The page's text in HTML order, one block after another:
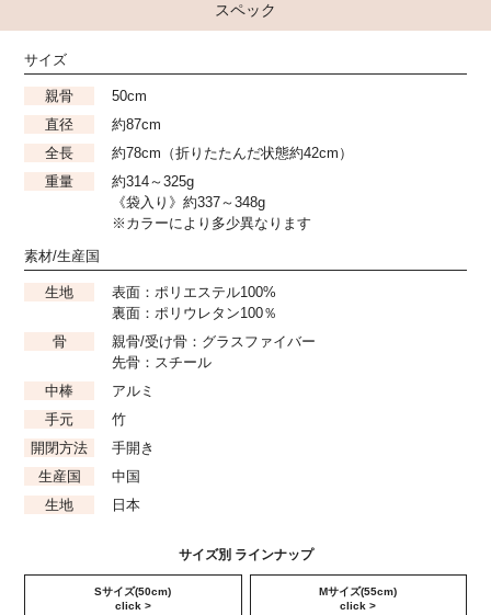
スペック
サイズ
親骨
50cm
直径
約87cm
全長
約78cm（折りたたんだ状態約42cm）
重量
約314～325g
《袋入り》約337～348g
※カラーにより多少異なります
素材/生産国
生地
表面：ポリエステル100%
裏面：ポリウレタン100％
骨
親骨/受け骨：グラスファイバー
先骨：スチール
中棒
アルミ
手元
竹
開閉方法
手開き
生産国
中国
生地
日本
サイズ別 ラインナップ
Sサイズ(50cm)
click >
Mサイズ(55cm)
click >